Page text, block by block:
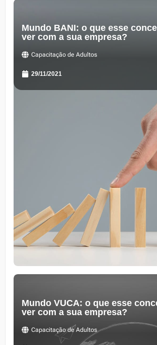
Mundo BANI: o que esse
ver com a sua empresa?
Capacitação de Adultos
29/11/2021
Mundo VUCA: o que esse
ver com a sua empresa?
Capacitação de Adultos